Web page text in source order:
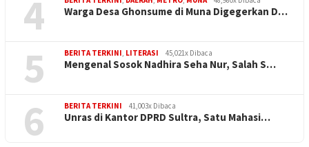
4 Warga Desa Ghonsume di Muna Digegerkan D…
5 BERITA TERKINI, LITERASI 45,021x Dibaca
Mengenal Sosok Nadhira Seha Nur, Salah S…
6 BERITA TERKINI 41,003x Dibaca
Unras di Kantor DPRD Sultra, Satu Mahasi…